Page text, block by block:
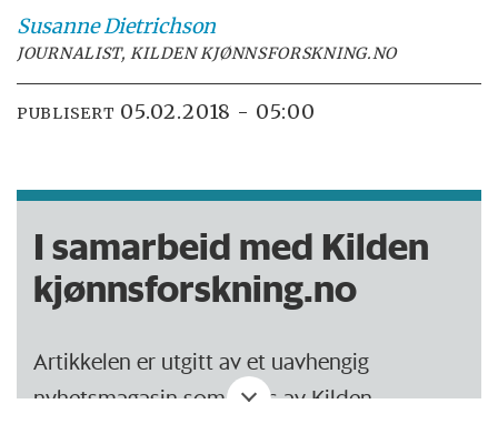
SusanneDietrichson
JOURNALIST, KILDEN KJØNNSFORSKNING.NO
PUBLISERT 05.02.2018 - 05:00
I samarbeid med Kilden
kjønnsforskning.no
Artikkelen er utgitt av et uavhengig
nyhetsmagasin som utgis av Kilden